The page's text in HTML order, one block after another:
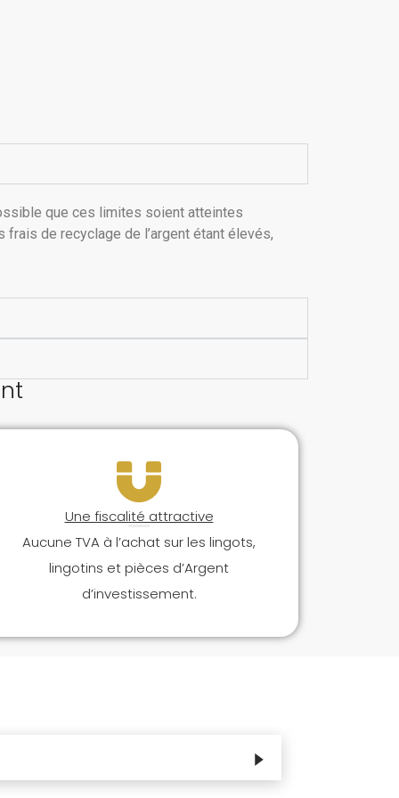
que ces limites soient atteintes
frais de recyclage de l’argent étant élevés,
Une fiscalité attractive
Aucune TVA à l’achat sur les lingots,
lingotins et pièces d’Argent
d’investissement.